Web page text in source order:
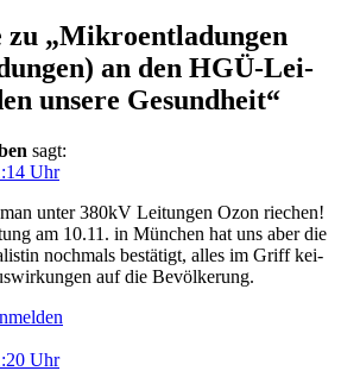
zu „Mikro­ent­la­dun­gen
an den HGÜ-Lei­
unse­re Gesundheit“
sagt:
Uhr
unter 380kV Lei­tun­gen Ozon riechen!
am 10.11. in Mün­chen hat uns aber die
noch­mals bestä­tigt, alles im Griff kei­
auf die Bevölkerung.
Uhr